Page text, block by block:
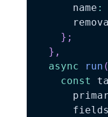
      name
:
} ;
} ,
async
run (
const
      fields